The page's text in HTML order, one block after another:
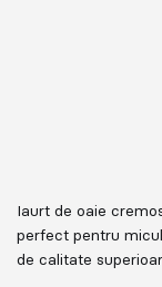
Iaurt de oaie
perfect pentru
de calitate